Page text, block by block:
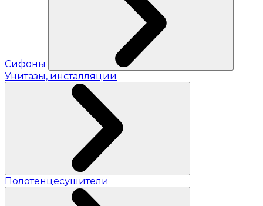
Сифоны
Унитазы, инсталляции
Полотенцесушители